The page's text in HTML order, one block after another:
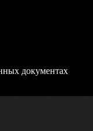
документах